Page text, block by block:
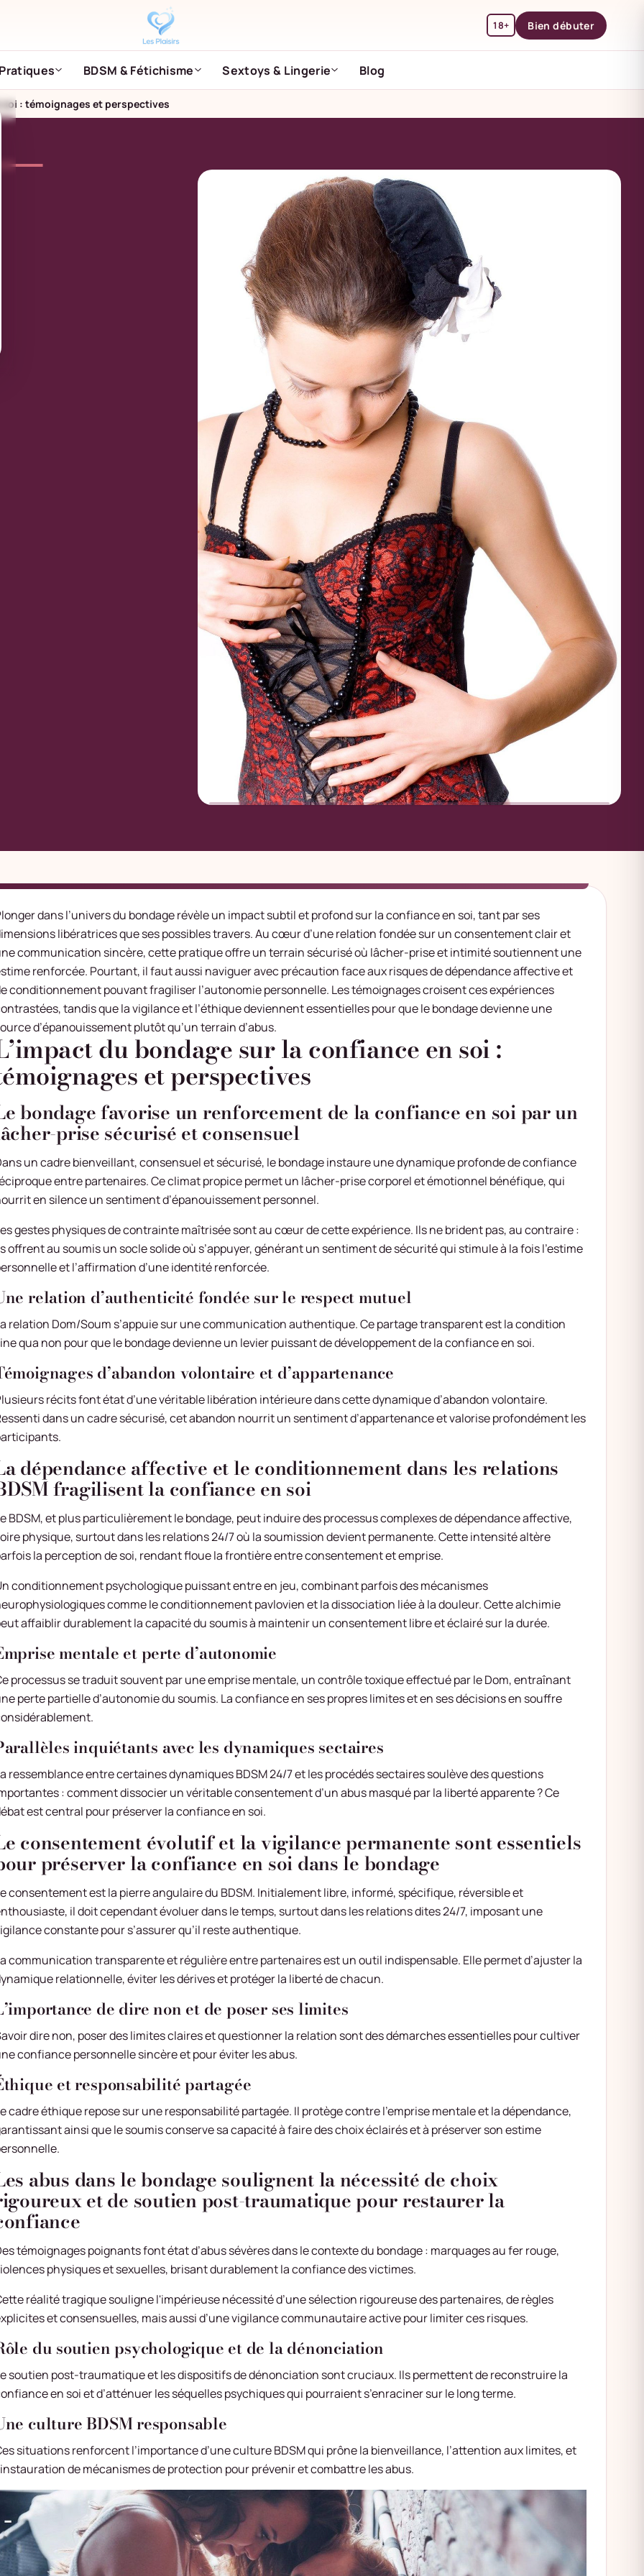
18+ Bien débuter
Pratiques BDSM & Fétichisme Sextoys & Lingerie Blog
soi : témoignages et perspectives
dans l’univers du bondage révèle un impact subtil et profond sur la confiance en soi, tant par ses
libératrices que ses possibles travers. Au cœur d’une relation fondée sur un consentement clair et
communication sincère, cette pratique offre un terrain sécurisé où lâcher-prise et intimité soutiennent une
renforcée. Pourtant, il faut aussi naviguer avec précaution face aux risques de dépendance affective et
conditionnement pouvant fragiliser l’autonomie personnelle. Les témoignages croisent ces expériences
tandis que la vigilance et l’éthique deviennent essentielles pour que le bondage devienne une
d’épanouissement plutôt qu’un terrain d’abus.
du bondage sur la confiance en soi :
et perspectives
bondage favorise un renforcement de la confiance en soi par un
prise sécurisé et consensuel
un cadre bienveillant, consensuel et sécurisé, le bondage instaure une dynamique profonde de confiance
entre partenaires. Ce climat propice permet un lâcher-prise corporel et émotionnel bénéfique, qui
en silence un sentiment d’épanouissement personnel.
gestes physiques de contrainte maîtrisée sont au cœur de cette expérience. Ils ne brident pas, au contraire :
offrent au soumis un socle solide où s’appuyer, générant un sentiment de sécurité qui stimule à la fois l’estime
et l’affirmation d’une identité renforcée.
relation d’authenticité fondée sur le respect mutuel
relation Dom/Soum s’appuie sur une communication authentique. Ce partage transparent est la condition
qua non pour que le bondage devienne un levier puissant de développement de la confiance en soi.
d’abandon volontaire et d’appartenance
récits font état d’une véritable libération intérieure dans cette dynamique d’abandon volontaire.
dans un cadre sécurisé, cet abandon nourrit un sentiment d’appartenance et valorise profondément les
dépendance affective et le conditionnement dans les relations
fragilisent la confiance en soi
BDSM, et plus particulièrement le bondage, peut induire des processus complexes de dépendance affective,
physique, surtout dans les relations 24/7 où la soumission devient permanente. Cette intensité altère
la perception de soi, rendant floue la frontière entre consentement et emprise.
conditionnement psychologique puissant entre en jeu, combinant parfois des mécanismes
comme le conditionnement pavlovien et la dissociation liée à la douleur. Cette alchimie
affaiblir durablement la capacité du soumis à maintenir un consentement libre et éclairé sur la durée.
mentale et perte d’autonomie
processus se traduit souvent par une emprise mentale, un contrôle toxique effectué par le Dom, entraînant
perte partielle d’autonomie du soumis. La confiance en ses propres limites et en ses décisions en souffre
inquiétants avec les dynamiques sectaires
ressemblance entre certaines dynamiques BDSM 24/7 et les procédés sectaires soulève des questions
: comment dissocier un véritable consentement d’un abus masqué par la liberté apparente ? Ce
est central pour préserver la confiance en soi.
consentement évolutif et la vigilance permanente sont essentiels
préserver la confiance en soi dans le bondage
consentement est la pierre angulaire du BDSM. Initialement libre, informé, spécifique, réversible et
il doit cependant évoluer dans le temps, surtout dans les relations dites 24/7, imposant une
constante pour s’assurer qu’il reste authentique.
communication transparente et régulière entre partenaires est un outil indispensable. Elle permet d’ajuster la
relationnelle, éviter les dérives et protéger la liberté de chacun.
de dire non et de poser ses limites
dire non, poser des limites claires et questionner la relation sont des démarches essentielles pour cultiver
confiance personnelle sincère et pour éviter les abus.
et responsabilité partagée
cadre éthique repose sur une responsabilité partagée. Il protège contre l’emprise mentale et la dépendance,
ainsi que le soumis conserve sa capacité à faire des choix éclairés et à préserver son estime
abus dans le bondage soulignent la nécessité de choix
et de soutien post-traumatique pour restaurer la
témoignages poignants font état d’abus sévères dans le contexte du bondage : marquages au fer rouge,
physiques et sexuelles, brisant durablement la confiance des victimes.
réalité tragique souligne l'impérieuse nécessité d’une sélection rigoureuse des partenaires, de règles
et consensuelles, mais aussi d’une vigilance communautaire active pour limiter ces risques.
du soutien psychologique et de la dénonciation
soutien post-traumatique et les dispositifs de dénonciation sont cruciaux. Ils permettent de reconstruire la
en soi et d’atténuer les séquelles psychiques qui pourraient s’enraciner sur le long terme.
culture BDSM responsable
situations renforcent l’importance d’une culture BDSM qui prône la bienveillance, l’attention aux limites, et
de mécanismes de protection pour prévenir et combattre les abus.